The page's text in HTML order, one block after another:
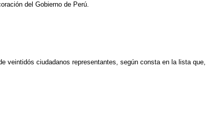
del Gobierno de Perú.
veintidós ciudadanos representantes, según consta en la lista que,